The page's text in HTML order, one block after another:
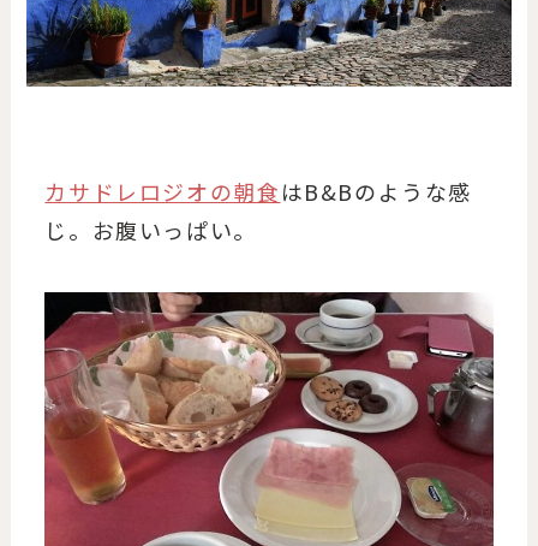
カサドレロジオの朝食はB&Bのような感
じ。お腹いっぱい。